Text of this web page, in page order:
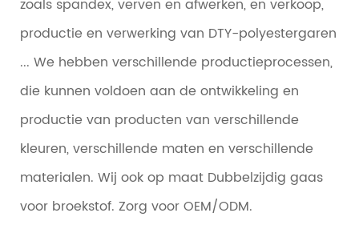
zoals spandex, verven en afwerken, en verkoop,
productie en verwerking van DTY-polyestergaren
... We hebben verschillende productieprocessen,
die kunnen voldoen aan de ontwikkeling en
productie van producten van verschillende
kleuren, verschillende maten en verschillende
materialen. Wij ook op maat Dubbelzijdig gaas
voor broekstof. Zorg voor OEM/ODM.